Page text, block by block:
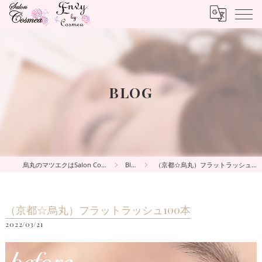
BLOG
烏丸のマツエクはSalon Cosmea Blog （京都☆烏丸）フラットラッシュ100本
（京都☆烏丸）フラットラッシュ100本
2022/03/21